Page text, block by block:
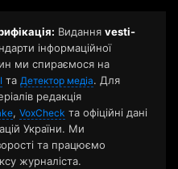
Видання vesti-
інформаційної
ми спираємося на
та Детектор медіа. Для
редакція
, VoxCheck та офіційні дані
України. Ми
та працюємо
журналіста.